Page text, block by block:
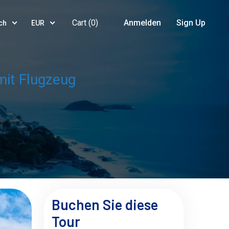
EUR Cart (0) Anmelden Sign Up
Flugzeug
Buchen Sie diese
Tour